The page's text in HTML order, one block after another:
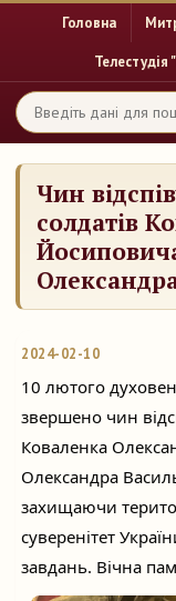
Головна
Чин
солдатів
2024-02-10
10 лютого
звершено чин
Коваленка
Олександра
захищаючи
суверенітет
завдань. Вічна